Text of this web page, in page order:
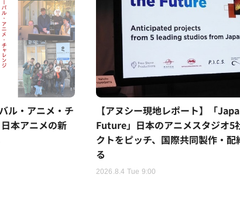
ル・アニメ・チ
本アニメの新
【アヌシー現地レポート】「
Future」日本のアニメスタジオ5
クトをピッチ、国際共同製作・
る
2026.8.4 Tue 9:00